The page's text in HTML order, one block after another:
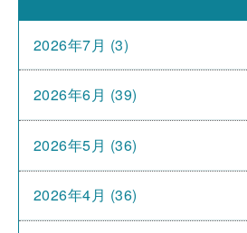
2026年7月 (3)
2026年6月 (39)
2026年5月 (36)
2026年4月 (36)